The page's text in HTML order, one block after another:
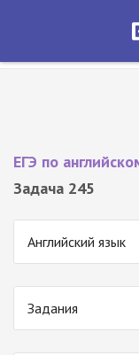
ЕГЭ по
Задача 245
Английский язык
Задания